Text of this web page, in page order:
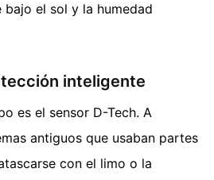
el sol y la humedad
inteligente
es el sensor D-Tech. A
antiguos que usaban partes
con el limo o la